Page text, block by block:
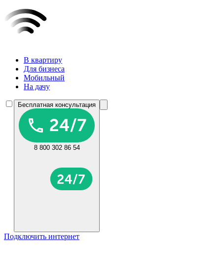
В квартиру
Для бизнеса
Мобильный
На дачу
Бесплатная консультация
8 800 302 86 54
Подключить интернет